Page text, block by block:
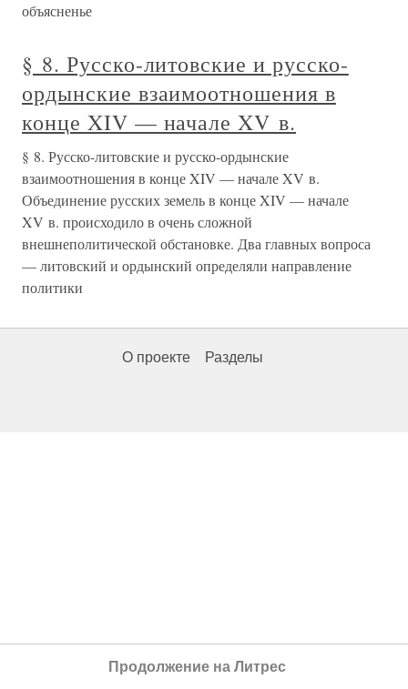
объясненье
§ 8. Русско-литовские и русско-
ордынские взаимоотношения в
конце XIV — начале XV в.
§ 8. Русско-литовские и русско-ордынские
взаимоотношения в конце XIV — начале XV в.
Объединение русских земель в конце XIV — начале
XV в. происходило в очень сложной
внешнеполитической обстановке. Два главных вопроса
— литовский и ордынский определяли направление
политики
О проекте Разделы
Продолжение на Литрес